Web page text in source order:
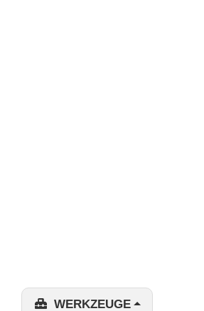
WERKZEUGE